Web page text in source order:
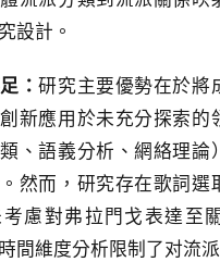
設計。
：研究主要優勢在於將
新應用於未充分探索的
、語義分析、網絡理論
然而，研究存在歌詞選
慮對弗拉門戈表達至
間維度分析限制了对流